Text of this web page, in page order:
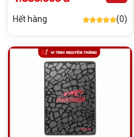
Hết hàng (0)